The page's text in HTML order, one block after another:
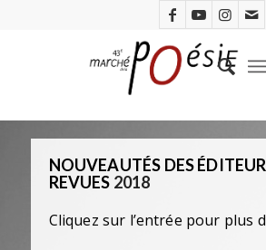
NOUVEAUTÉS DES
REVUES 2018
Cliquez sur l’entrée pour plus